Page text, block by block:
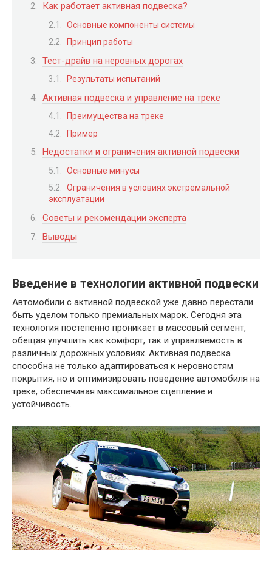
Как работает активная подвеска?
Основные компоненты системы
Принцип работы
Тест-драйв на неровных дорогах
Результаты испытаний
Активная подвеска и управление на треке
Преимущества на треке
Пример
Недостатки и ограничения активной подвески
Основные минусы
Ограничения в условиях экстремальной
эксплуатации
Советы и рекомендации эксперта
Выводы
Введение в технологии активной подвески
Автомобили с активной подвеской уже давно перестали
быть уделом только премиальных марок. Сегодня эта
технология постепенно проникает в массовый сегмент,
обещая улучшить как комфорт, так и управляемость в
различных дорожных условиях. Активная подвеска
способна не только адаптироваться к неровностям
покрытия, но и оптимизировать поведение автомобиля на
треке, обеспечивая максимальное сцепление и
устойчивость.